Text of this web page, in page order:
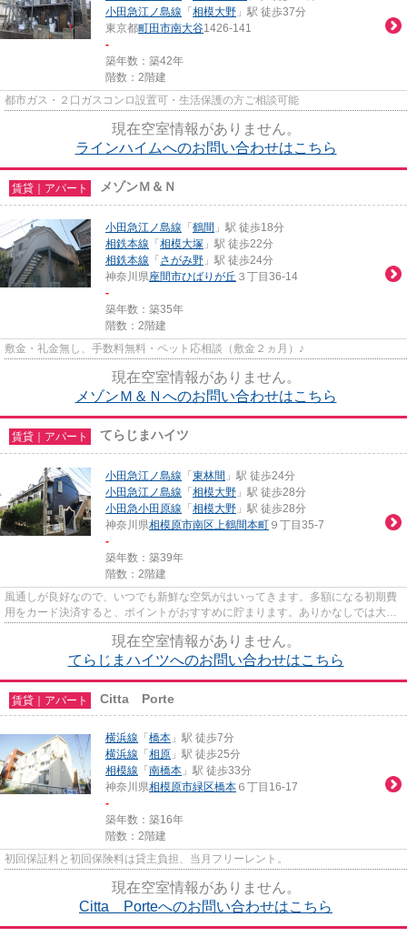
小田急江ノ島線 「 相模大野 」駅 徒歩37分
東京都町田市南大谷1426-141
-
築年数：築42年
階数：2階建
都市ガス・２口ガスコンロ設置可・生活保護の方ご相談可能
現在空室情報がありません。
ラインハイムへのお問い合わせはこちら
賃貸｜アパート メゾンＭ＆Ｎ
小田急江ノ島線 「 鶴間 」駅 徒歩18分
相鉄本線 「 相模大塚 」駅 徒歩22分
相鉄本線 「 さがみ野 」駅 徒歩24分
神奈川県座間市ひばりが丘 ３丁目36-14
-
築年数：築35年
階数：2階建
敷金・礼金無し、手数料無料・ペット応相談（敷金２ヵ月）♪
現在空室情報がありません。
メゾンＭ＆Ｎへのお問い合わせはこちら
賃貸｜アパート てらじまハイツ
小田急江ノ島線 「 東林間 」駅 徒歩24分
小田急江ノ島線 「 相模大野 」駅 徒歩28分
小田急小田原線 「 相模大野 」駅 徒歩28分
神奈川県相模原市南区上鶴間本町 ９丁目35-7
-
築年数：築39年
階数：2階建
風通しが良好なので、いつでも新鮮な空気がはいってきます。多額になる初期費
用をカード決済すると、ポイントがおすすめに貯まります。ありかなしでは大き
現在空室情報がありません。
てらじまハイツへのお問い合わせはこちら
賃貸｜アパート Citta Porte
横浜線 「 橋本 」駅 徒歩7分
横浜線 「 相原 」駅 徒歩25分
相模線 「 南橋本 」駅 徒歩33分
神奈川県相模原市緑区橋本 ６丁目16-17
-
築年数：築16年
階数：2階建
初回保証料と初回保険料は貸主負担、当月フリーレント。
現在空室情報がありません。
Citta Porteへのお問い合わせはこちら